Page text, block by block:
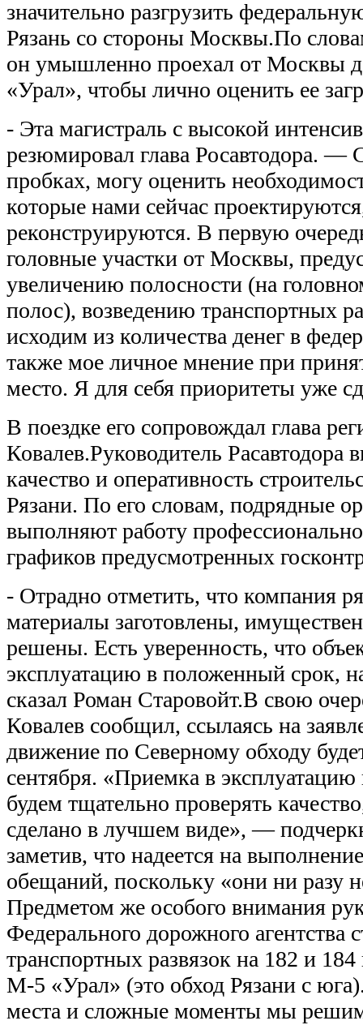
значительно разгрузить
Рязань со стороны Москвы.По
он умышленно проехал от Москвы
«Урал», чтобы лично оценить ее
- Эта магистраль с высокой
резюмировал глава Росавтодора. —
пробках, могу оценить
которые нами сейчас
реконструируются. В первую
головные участки от Москвы,
увеличению полосности (на
полос), возведению транспортных
исходим из количества денег в
также мое личное мнение при
место. Я для себя приоритеты уже
В поездке его сопровождал глава
Ковалев.Руководитель Расавтодора
качество и оперативность
Рязани. По его словам, подрядные
выполняют работу
графиков предусмотренных
- Отрадно отметить, что компания
материалы заготовлены,
решены. Есть уверенность, что
эксплуатацию в положенный срок,
сказал Роман Старовойт.В свою
Ковалев сообщил, ссылаясь на
движение по Северному обходу
сентября. «Приемка в
будем тщательно проверять
сделано в лучшем виде», —
заметив, что надеется на
обещаний, поскольку «они ни разу
Предметом же особого внимания
Федерального дорожного агентства
транспортных развязок на 182 и
М-5 «Урал» (это обход Рязани с
места и сложные моменты мы